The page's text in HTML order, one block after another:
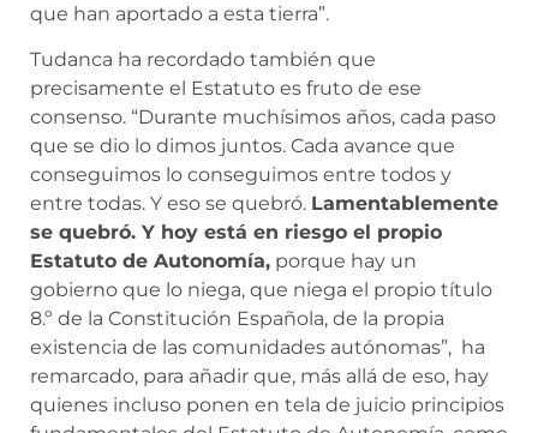
que han aportado a esta tierra”.
Tudanca ha recordado también que
precisamente el Estatuto es fruto de ese
consenso. “Durante muchísimos años, cada paso
que se dio lo dimos juntos. Cada avance que
conseguimos lo conseguimos entre todos y
entre todas. Y eso se quebró. Lamentablemente
se quebró. Y hoy está en riesgo el propio
Estatuto de Autonomía, porque hay un
gobierno que lo niega, que niega el propio título
8.º de la Constitución Española, de la propia
existencia de las comunidades autónomas”, ha
remarcado, para añadir que, más allá de eso, hay
quienes incluso ponen en tela de juicio principios